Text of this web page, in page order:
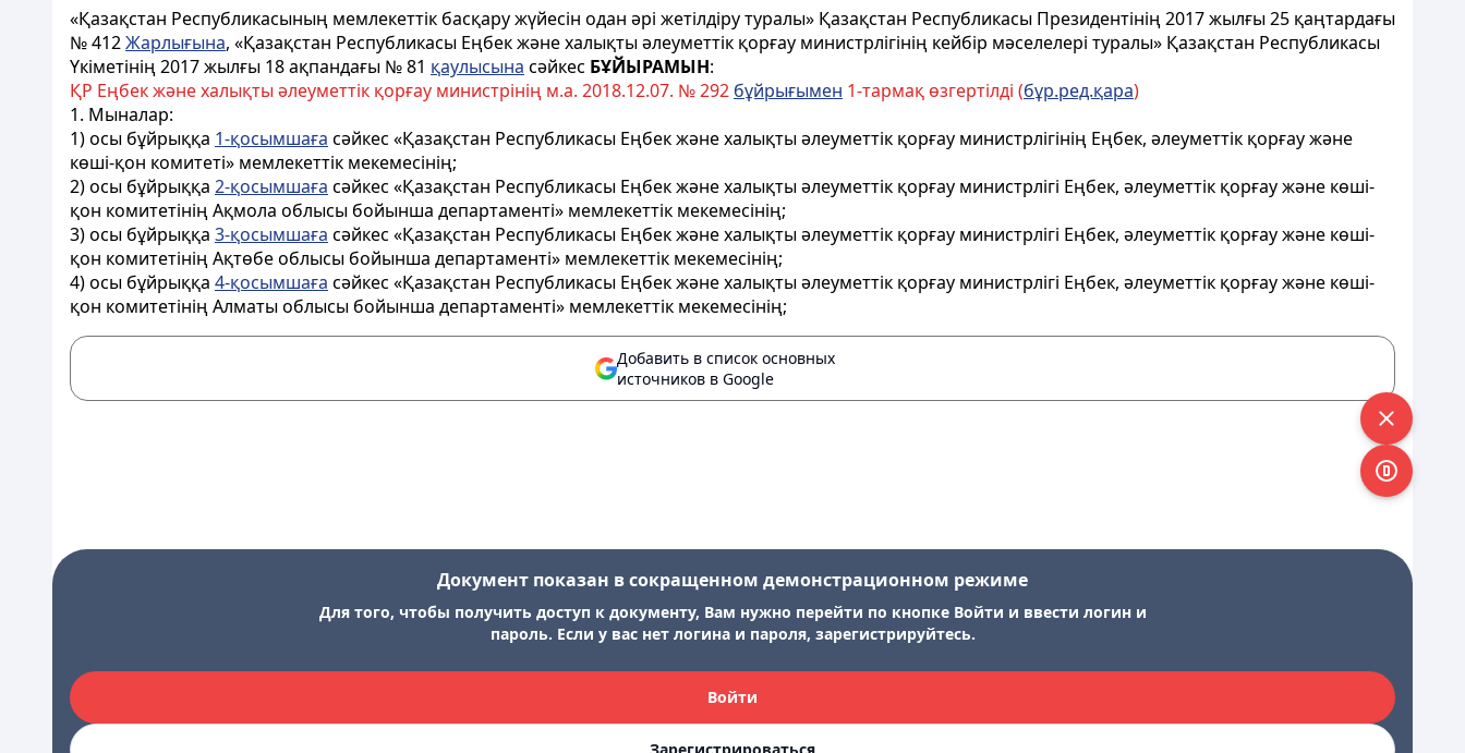
«Қазақстан Республикасының мемлекеттік басқару жүйесін одан әрі жетілдіру туралы» Қазақстан Республикасы Президентінің 2017 жылғы 25 қаңтардағы
№ 412Жарлығына, «Қазақстан Республикасы Еңбек және халықты әлеуметтік қорғау министрлiгінiң кейбiр мәселелерi туралы» Қазақстан Республикасы
Үкіметінің 2017 жылғы 18 ақпандағы № 81 қаулысына сәйкес БҰЙЫРАМЫН:
ҚР Еңбек және халықты әлеуметтік қорғау министрінің м.а. 2018.12.07. № 292 бұйрығымен 1-тармақ өзгертілді (бұр.ред.қара)
1. Мыналар:
1) осы бұйрыққа 1-қосымшаға сәйкес «Қазақстан Республикасы Еңбек және халықты әлеуметтік қорғау министрлігінің Еңбек, әлеуметтік қорғау және
көші-қон комитеті» мемлекеттік мекемесінің;
2) осы бұйрыққа 2-қосымшаға сәйкес «Қазақстан Республикасы Еңбек және халықты әлеуметтік қорғау министрлігі Еңбек, әлеуметтік қорғау және көші-
қон комитетінің Ақмола облысы бойынша департаменті» мемлекеттік мекемесінің;
3) осы бұйрыққа 3-қосымшаға сәйкес «Қазақстан Республикасы Еңбек және халықты әлеуметтік қорғау министрлігі Еңбек, әлеуметтік қорғау және көші-
қон комитетінің Ақтөбе облысы бойынша департаменті» мемлекеттік мекемесінің;
4) осы бұйрыққа 4-қосымшаға сәйкес «Қазақстан Республикасы Еңбек және халықты әлеуметтік қорғау министрлігі Еңбек, әлеуметтік қорғау және көші-
қон комитетінің Алматы облысы бойынша департаменті» мемлекеттік мекемесінің;
Добавить в список основных
источников в Google
Документ показан в сокращенном демонстрационном режиме
Для того, чтобы получить доступ к документу, Вам нужно перейти по кнопке Войти и ввести логин и
пароль. Если у вас нет логина и пароля, зарегистрируйтесь.
Войти